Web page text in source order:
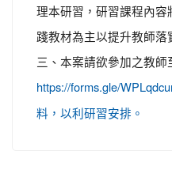
理本研習，研習課程內
踐教材為主以提升教師落
三、本案請欲參加之教師
https://forms.gle/
料，以利研習安排。